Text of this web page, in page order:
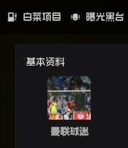
白菜项目 曝光黑台
基本资料
曼联球迷